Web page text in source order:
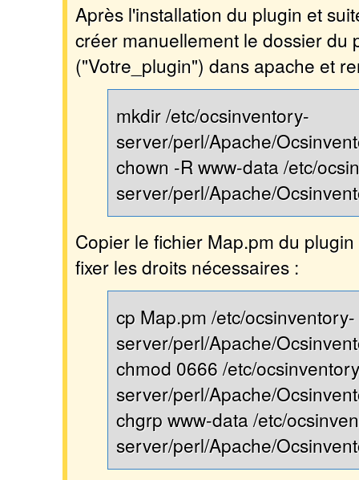
Après l'installation du plugin et
créer manuellement le dossier du
("Votre_plugin") dans apache et
mkdir /etc/ocsinventory-
server/perl/Apache/
chown -R www-data /etc/
server/perl/Apache/
Copier le fichier Map.pm du
fixer les droits nécessaires :
cp Map.pm /etc/ocsinventory-
server/perl/Apache/
chmod 0666 /etc/
server/perl/Apache/
chgrp www-data /etc/
server/perl/Apache/